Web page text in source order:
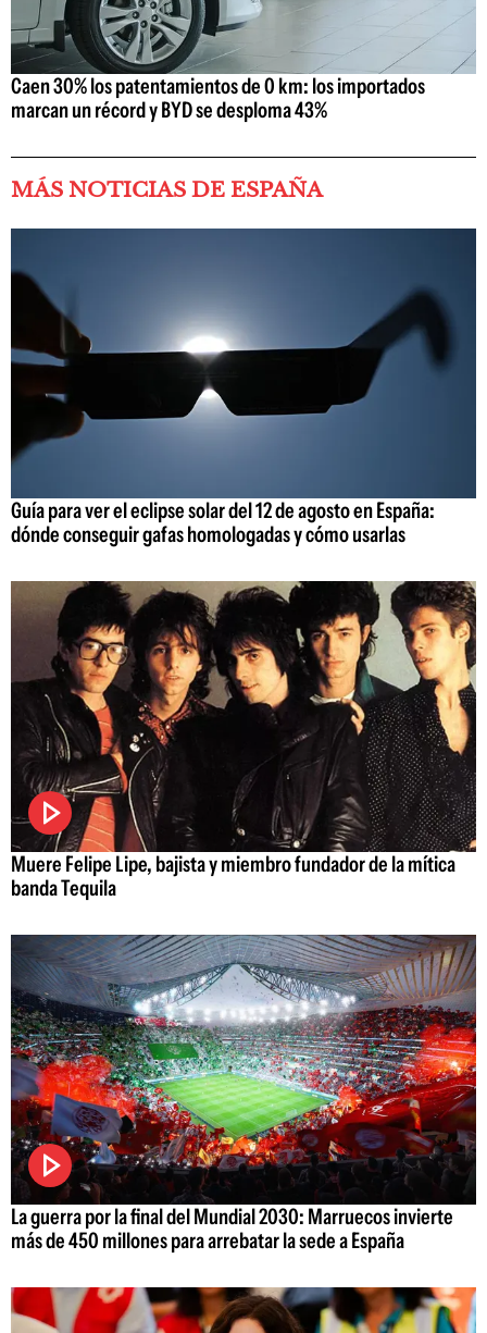
Caen 30% los patentamientos de 0 km: los importados
marcan un récord y BYD se desploma 43%
MÁS NOTICIAS DE ESPAÑA
Guía para ver el eclipse solar del 12 de agosto en España:
dónde conseguir gafas homologadas y cómo usarlas
Muere Felipe Lipe, bajista y miembro fundador de la mítica
banda Tequila
La guerra por la final del Mundial 2030: Marruecos invierte
más de 450 millones para arrebatar la sede a España